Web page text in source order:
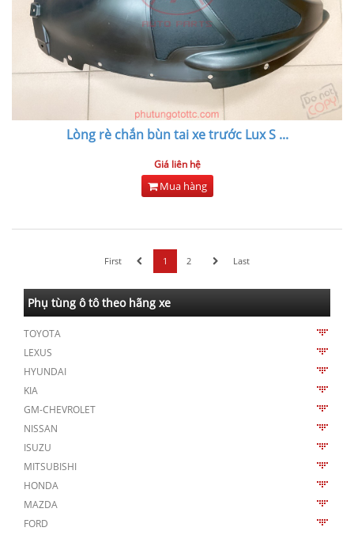
Lòng rè chắn bùn tai xe trước Lux S...
Giá liên hệ
Mua hàng
First 1 2 Last
Phụ tùng ô tô theo hãng xe
TOYOTA
LEXUS
HYUNDAI
KIA
GM-CHEVROLET
NISSAN
ISUZU
MITSUBISHI
HONDA
MAZDA
FORD